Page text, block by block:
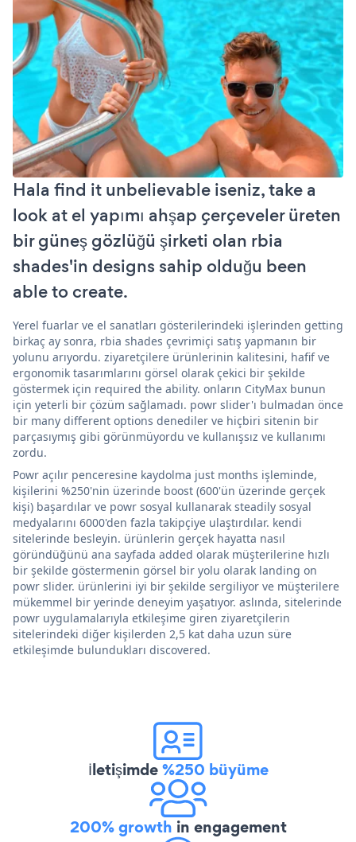
Hala find it unbelievable iseniz, take a
look at el yapımı ahşap çerçeveler üreten
bir güneş gözlüğü şirketi olan rbia
shades'in designs sahip olduğu been
able to create.
Yerel fuarlar ve el sanatları gösterilerindeki işlerinden getting
birkaç ay sonra, rbia shades çevrimiçi satış yapmanın bir
yolunu arıyordu. ziyaretçilere ürünlerinin kalitesini, hafif ve
ergonomik tasarımlarını görsel olarak çekici bir şekilde
göstermek için required the ability. onların CityMax bunun
için yeterli bir çözüm sağlamadı. powr slider'ı bulmadan önce
bir many different options denediler ve hiçbiri sitenin bir
parçasıymış gibi görünmüyordu ve kullanışsız ve kullanımı
zordu.
Powr açılır penceresine kaydolma just months işleminde,
kişilerini %250'nin üzerinde boost (600'ün üzerinde gerçek
kişi) başardılar ve powr sosyal kullanarak steadily sosyal
medyalarını 6000'den fazla takipçiye ulaştırdılar. kendi
sitelerinde besleyin. ürünlerin gerçek hayatta nasıl
göründüğünü ana sayfada added olarak müşterilerine hızlı
bir şekilde göstermenin görsel bir yolu olarak landing on
powr slider. ürünlerini iyi bir şekilde sergiliyor ve müşterilere
mükemmel bir yerinde deneyim yaşatıyor. aslında, sitelerinde
powr uygulamalarıyla etkileşime giren ziyaretçilerin
sitelerindeki diğer kişilerden 2,5 kat daha uzun süre
etkileşimde bulundukları discovered.
İletişimde%250 büyüme
200% growth in engagement